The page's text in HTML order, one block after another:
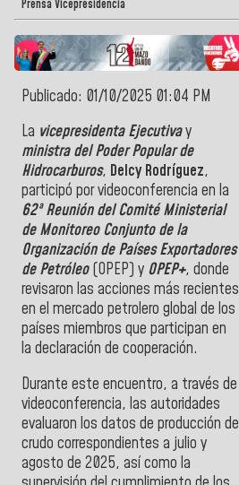
Prensa Vicepresidencia
Publicado: 01/10/2025 01:04 PM
La vicepresidenta Ejecutivay
ministra del Poder Popular de
Hidrocarburos, Delcy Rodríguez,
participó por videoconferencia en la
62ª Reunión del Comité Ministerial
de Monitoreo Conjunto de la
Organización de Países Exportadores
de Petróleo(OPEP) y OPEP+, donde
revisaron las acciones más recientes
en el mercado petrolero global de los
países miembros que participan en
la declaración de cooperación.
Durante este encuentro, a través de
videoconferencia, las autoridades
evaluaron los datos de producción de
crudo correspondientes a julio y
agosto de 2025, así como la